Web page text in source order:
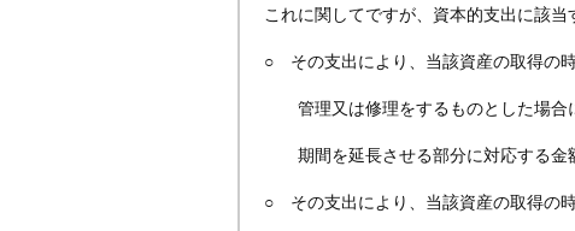
これに関してですが、資本的支出に該当
○ その支出により、当該資産の取得の
管理又は修理をするものとした場合
期間を延長させる部分に対応する金
○ その支出により、当該資産の取得の